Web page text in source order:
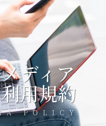
ディア
用規約
POLICY